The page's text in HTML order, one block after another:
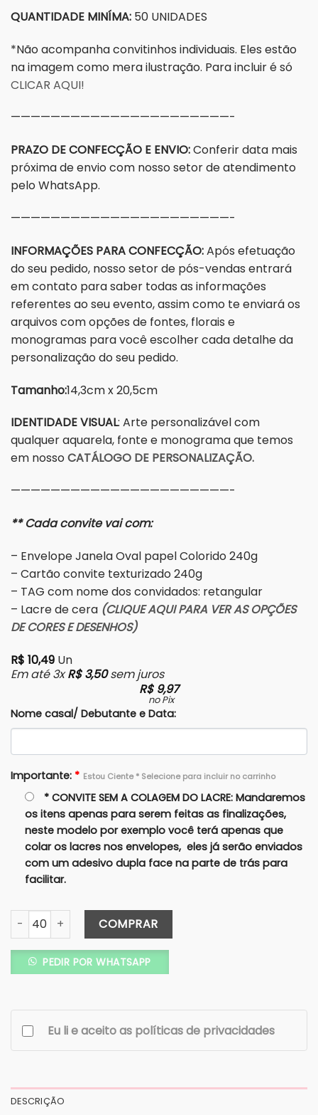
QUANTIDADE MINÍMA: 50 UNIDADES
*Não acompanha convitinhos individuais. Eles estão
na imagem como mera ilustração. Para incluir é só
CLICAR AQUI!
——————————————————————-
PRAZO DE CONFECÇÃO E ENVIO:Conferir data mais
próxima de envio com nosso setor de atendimento
pelo WhatsApp.
——————————————————————-
INFORMAÇÕES PARA CONFECÇÃO:Após efetuação
do seu pedido, nosso setor de pós-vendas entrará
em contato para saber todas as informações
referentes ao seu evento, assim como te enviará os
arquivos com opções de fontes, florais e
monogramas para você escolher cada detalhe da
personalização do seu pedido.
Tamanho:14,3cm x 20,5cm
IDENTIDADE VISUAL: Arte personalizável com
qualquer aquarela, fonte e monograma que temos
em nossoCATÁLOGO DE PERSONALIZAÇÃO.
——————————————————————-
** Cada convite vai com:
– Envelope Janela Oval papel Colorido 240g
– Cartão convite texturizado 240g
– TAG com nome dos convidados: retangular
– Lacre de cera (CLIQUE AQUI PARA VER AS OPÇÕES
DE CORES E DESENHOS)
R$ 10,49 Un
Em até 3xR$3,50sem juros
R$9,97
no Pix
Nome casal/ Debutante e Data:
Importante: * Estou Ciente * Selecione para incluir no carrinho
* CONVITE SEM A COLAGEM DO LACRE: Mandaremos
os itens apenas para serem feitas as finalizações,
neste modelo por exemplo você terá apenas que
colar os lacres nos envelopes, eles já serão enviados
com um adesivo dupla face na parte de trás para
facilitar.
Convite Janela Oval Colorido - Lacre de Cera - COD. 266-
COMPRAR
PEDIR POR WHATSAPP
Eu li e aceito as políticas de privacidades
DESCRIÇÃO